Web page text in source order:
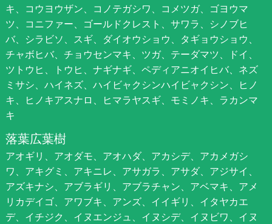
キ、コウヨウザン、コノテガシワ、コメツガ、ゴヨウマ
ツ、コニファー、ゴールドクレスト、サワラ、シノブヒ
バ、シラビソ、スギ、ダイオウショウ、タギョウショウ、
チャボヒバ、チョウセンマキ、ツガ、テーダマツ、ドイ、
ツトウヒ、トウヒ、ナギナギ、ペディアニオイヒバ、ネズ
ミサシ、ハイネズ、ハイビャクシンハイビャクシン、ヒノ
キ、ヒノキアスナロ、ヒマラヤスギ、モミノキ、ラカンマ
キ
落葉広葉樹
アオギリ、アオダモ、アオハダ、アカシデ、アカメガシ
ワ、アキグミ、アキニレ、アサガラ、アサダ、アジサイ、
アズキナシ、アブラギリ、アブラチャン、アベマキ、アメ
リカデイゴ、アワブキ、アンズ、イイギリ、イタヤカエ
デ、イチジク、イヌエンジュ、イヌシデ、イヌビワ、イヌ